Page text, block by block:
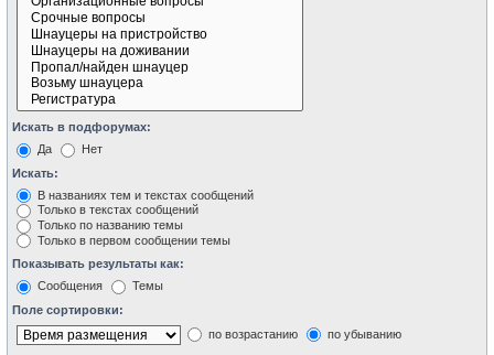
Искать в подфорумах:
Да
Нет
Искать:
В названиях тем и текстах сообщений
Только в текстах сообщений
Только по названию темы
Только в первом сообщении темы
Показывать результаты как:
Сообщения
Темы
Поле сортировки:
по возрастанию
по убыванию